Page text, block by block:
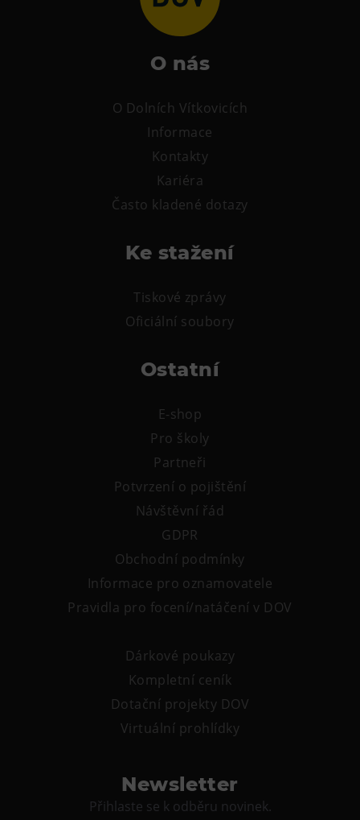
Narozeninové oslavy
Tematické dárkové poukazy
O nás
O Dolních Vítkovicích
Informace
Kontakty
Kariéra
Často kladené dotazy
Ke stažení
Tiskové zprávy
Oficiální soubory
Ostatní
E-shop
Pro školy
Partneři
Potvrzení o pojištění
Návštěvní řád
GDPR
Obchodní podmínky
Informace pro oznamovatele
Pravidla pro focení/natáčení v DOV
Dárkové poukazy
Kompletní ceník
Dotační projekty DOV
Virtuální prohlídky
Newsletter
Přihlaste se k odběru novinek.